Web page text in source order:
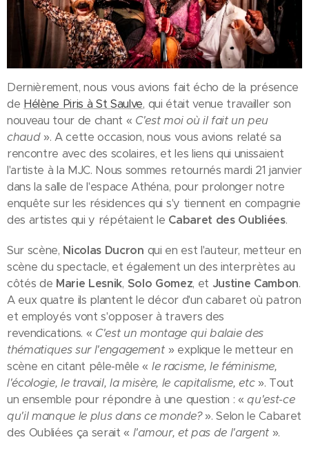
Dernièrement, nous vous avions fait écho de la présence
de Hélène Piris à St Saulve, qui était venue travailler son
nouveau tour de chant « C'est moi où il fait un peu
chaud». A cette occasion, nous vous avions relaté sa
rencontre avec des scolaires, et les liens qui unissaient
l'artiste à la MJC. Nous sommes retournés mardi 21 janvier
dans la salle de l'espace Athéna, pour prolonger notre
enquête sur les résidences qui s'y tiennent en compagnie
des artistes qui y répétaient le Cabaret des Oubliées.
Sur scène, Nicolas Ducron qui en est l'auteur, metteur en
scène du spectacle, et également un des interprètes au
côtés de Marie Lesnik, Solo Gomez, et Justine Cambon.
A eux quatre ils plantent le décor d'un cabaret où patron
et employés vont s'opposer à travers des
revendications. « C'est un montage qui balaie des
thématiques sur l'engagement » explique le metteur en
scène en citant pêle-mêle « le racisme, le féminisme,
l'écologie, le travail, la misère, le capitalisme, etc». Tout
un ensemble pour répondre à une question : «qu'est-ce
qu'il manque le plus dans ce monde?». Selon le Cabaret
des Oubliées ça serait « l'amour, et pas de l'argent ».